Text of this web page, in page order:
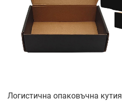
Логистична опаковъчна кутия